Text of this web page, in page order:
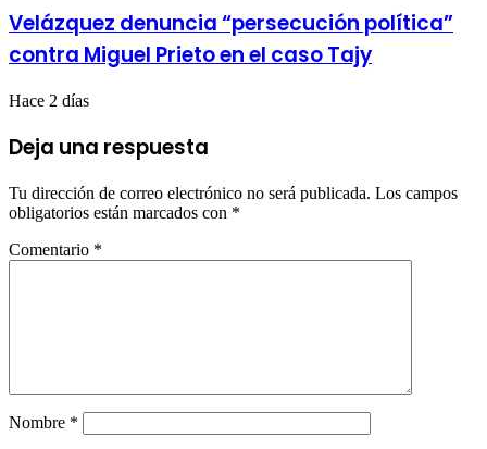
Velázquez denuncia “persecución política”
contra Miguel Prieto en el caso Tajy
Hace 2 días
Deja una respuesta
Tu dirección de correo electrónico no será publicada. Los campos
obligatorios están marcados con *
Comentario *
Nombre *